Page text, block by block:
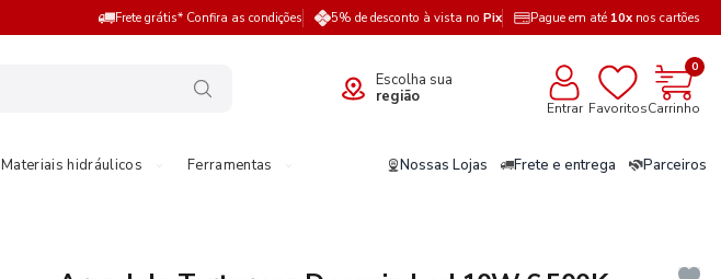
Frete grátis* Confira as condições 5% de desconto à vista no Pix Pague em até 10x nos cartões
Escolha sua
região
Entrar Favoritos
0
Carrinho
Materiais hidráulicos Ferramentas Nossas Lojas Frete e entrega Parceiros